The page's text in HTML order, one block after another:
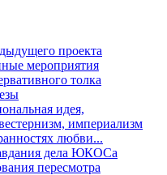
проекта
мероприятия
толка
идея,
империализм
любви...
дела ЮКОСа
пересмотра